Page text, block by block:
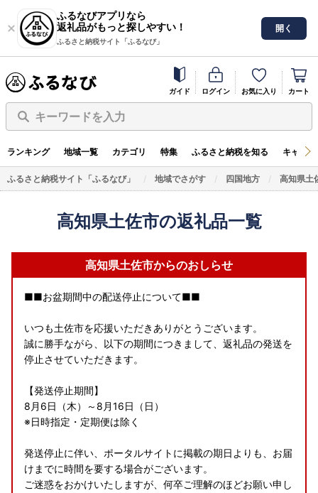
ふるなびアプリなら
返礼品がもっと探しやすい！
ふるさと納税サイト「ふるなび」
開く
ガイド ログイン お気に入り カート
キーワードを入力
ランキング 地域一覧 カテゴリ 特集 ふるさと納税を知る キャン
ふるさと納税サイト「ふるなび」 地域でさがす 四国地方 高知県土
高知県土佐市の返礼品一覧
高知県土佐市からのおしらせ
■■お盆期間中の配送停止について■■
いつも土佐市を応援いただきありがとうございます。
誠に勝手ながら、以下の期間につきまして、返礼品の発送を
停止させていただきます。
【発送停止期間】
8月6日（木）～8月16日（日）
※日時指定・定期便は除く
発送停止に伴い、ポータルサイトに掲載の期日よりも、お届
けまでに時間を要する場合がございます。
ご迷惑をおかけいたしますが、何卒ご理解のほどお願い申し